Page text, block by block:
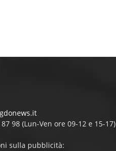
98 (Lun-Ven ore 09-12 e 15-17)
sulla pubblicità: